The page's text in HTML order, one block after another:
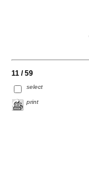
11 / 59
select
print